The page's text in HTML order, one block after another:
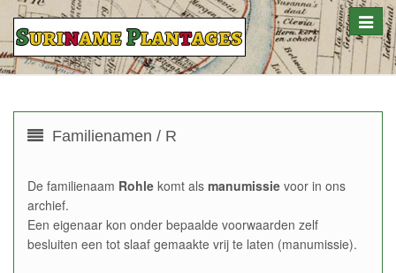
Toggle
Familienamen / R
De familienaam Rohle komt als manumissie voor in ons
archief.
Een eigenaar kon onder bepaalde voorwaarden zelf
besluiten een tot slaaf gemaakte vrij te laten (manumissie).